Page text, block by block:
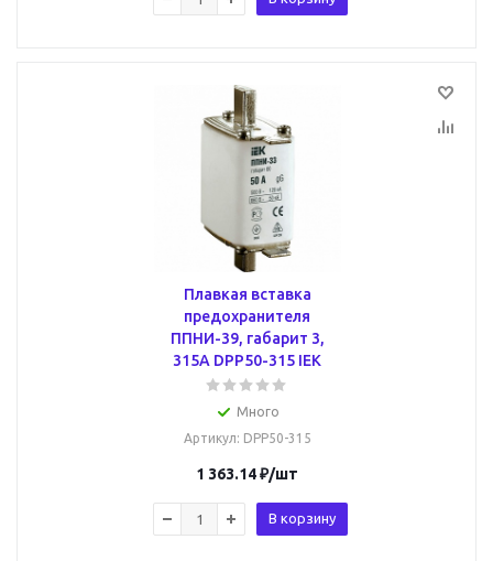
Плавкая вставка
предохранителя
ППНИ-39, габарит 3,
315А DPP50-315 IEK
Много
Артикул: DPP50-315
1 363.14₽/шт
В корзину